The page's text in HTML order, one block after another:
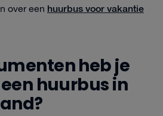
over een huurbus voor vakantie
heb je
huurbus in